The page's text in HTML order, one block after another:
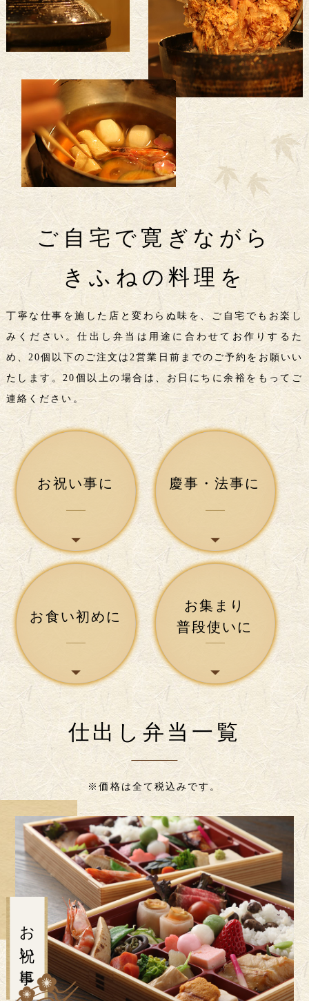
ご自宅で寛ぎながら
きふねの料理を
丁寧な仕事を施した店と変わらぬ味を、ご自宅でもお楽し
みください。仕出し弁当は用途に合わせてお作りするた
め、20個以下のご注文は2営業日前までのご予約をお願いい
たします。20個以上の場合は、お日にちに余裕をもってご
連絡ください。
お祝い事に 慶事・法事に
お食い初めに
お集まり
普段使いに
仕出し弁当一覧
※価格は全て税込みです。
お祝い事に